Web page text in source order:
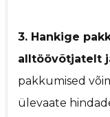
3. Hankige
alltöövõtjatelt
pakkumised
ülevaate